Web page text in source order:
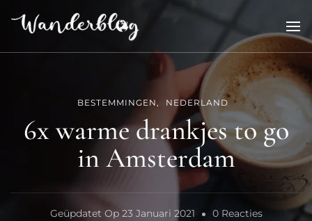
Wanderblog
reisverhalen en inspiratie
BESTEMMINGEN NEDERLAND
6x warme drankjes to go
in Amsterdam
Geüpdatet Op 23 Januari 2021 0 ReactiesOp